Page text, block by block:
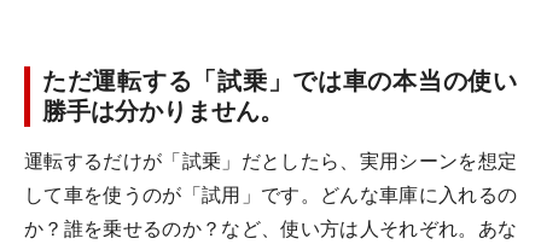
ただ運転する「試乗」では車の本当の使い
勝手は分かりません。
運転するだけが「試乗」だとしたら、実用シーンを想定
して車を使うのが「試用」です。どんな車庫に入れるの
か？誰を乗せるのか？など、使い方は人それぞれ。あな